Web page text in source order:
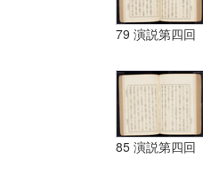
79 演説第四回
85 演説第四回